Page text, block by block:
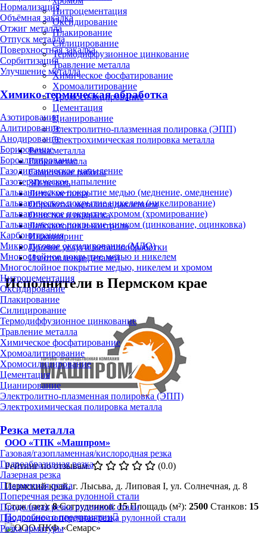
Нормализация
Объёмная закалка
Отжиг металла
Отпуск металла
Поверхностная закалка
Сорбитизация
Улучшение металла
Химико-термическая обработка
Азотирование
Алитирование
Анодирование
Борирование
Бороалитирование
Газодинамическое напыление
Газотермическое напыление
Гальваническое покрытие медью (меднение, омеднение)
Гальваническое покрытие никелем (никелирование)
Гальваническое покрытие хромом (хромирование)
Гальваническое покрытие цинком (цинкование, оцинковка)
Карбонитрация
Микродуговое оксидирование (МДО)
Многослойное покрытие медью и никелем
Многослойное покрытие медью, никелем и хромом
Нитроцементация
Оксидирование
Плакирование
Силицирование
Термодиффузионное цинкование
Травление металла
Химическое фосфатирование
Хромоалитирование
Хромосилицирование
Цементация
Цианирование
Электролитно-плазменная полировка (ЭПП)
Электрохимическая полировка металла
Резка металла
Газовая/газопламенная/кислородная резка
Гидроабразивная резка
Лазерная резка
Плазменная резка
Поперечная резка рулонной стали
Продольная резка рулонной стали
Продольно-поперечная резка рулонной стали
Резка арматуры
Нитроцементация
Оксидирование
Плакирование
Силицирование
Термодиффузионное цинкование
Травление металла
Химическое фосфатирование
Хромоалитирование
Хромосилицирование
Цементация
Цианирование
Электролитно-плазменная полировка (ЭПП)
Электрохимическая полировка металла
Резка металла
Гибка металла
Сварочные работы
3D-печать
Литьё металла
Обработка металлов давлением
Очистка и покраска
Лаборатория и контроль
Инжиниринг
Прочие услуги металлообработки
Изготовление деталей
Исполнители в Пермском крае
ООО «ТПК «Машпром»
Рейтинг по отзывам:
(0.0)
Пермский край, г. Лысьва, д. Липовая I, ул. Солнечная, д. 8
Стаж (лет):8 Сотрудников:15 Площадь (м²): 2500 Станков: 15
Подробнее о предприятии